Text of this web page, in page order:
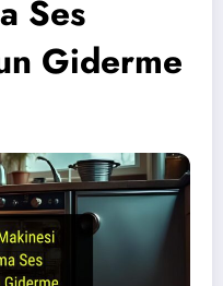
Ses
Giderme